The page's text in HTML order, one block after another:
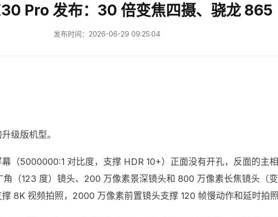
Pro 发布：30 倍变焦四摄、骁龙 865
发布时间：2026-06-29 09:25:04
级版机型。
（5000000:1 对比度，支撑 HDR 10+）正面没有开孔，反面的主
（123 度）镜头、200 万像素景深镜头和 800 万像素长焦镜头（变
8K 视频拍照，2000 万像素前置镜头支撑 120 帧慢动作和延时拍照